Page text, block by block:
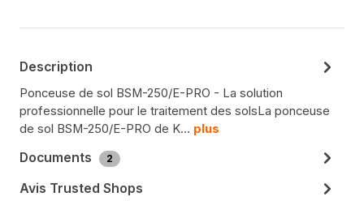
Description
Ponceuse de sol BSM-250/E-PRO - La solution
professionnelle pour le traitement des solsLa ponceuse
de sol BSM-250/E-PRO de K… plus
Documents 2
Avis Trusted Shops